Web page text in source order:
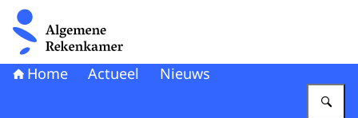
Naar de homepage van Algemene Rekenkamer
Home Actueel Nieuws